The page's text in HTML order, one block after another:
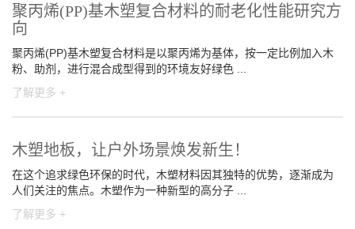
聚丙烯(PP)基木塑复合材料的耐老化性能研究方
向
聚丙烯(PP)基木塑复合材料是以聚丙烯为基体，按一定比例加入木
粉、助剂，进行混合成型得到的环境友好绿色 ...
了解更多 +
木塑地板，让户外场景焕发新生！
在这个追求绿色环保的时代，木塑材料因其独特的优势，逐渐成为
人们关注的焦点。木塑作为一种新型的高分子 ...
了解更多 +